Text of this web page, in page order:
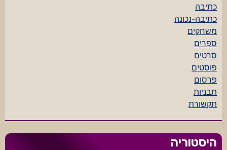
כתיבה
כתיבה-נכונה
משחקים
ספרים
סרטים
פוסטים
פרסום
תבניות
תקשורת
היסטוריה